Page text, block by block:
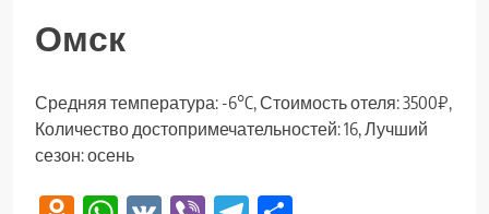
Омск
Средняя температура: -6°C, Стоимость отеля: 3500₽,
Количество достопримечательностей: 16, Лучший
сезон: осень